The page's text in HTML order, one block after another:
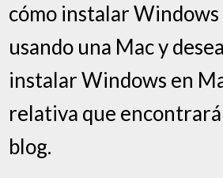
cómo instalar Windows
usando una Mac y
instalar Windows en
relativa que
blog.